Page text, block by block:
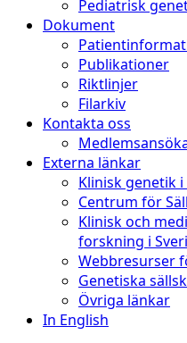
Pediatrisk
Dokument
Publikationer
Riktlinjer
Filarkiv
Kontakta oss
Externa länkar
Klinisk genetik
Centrum för
Klinisk och
forskning i
Webbresurser
Genetiska
Övriga länkar
In English